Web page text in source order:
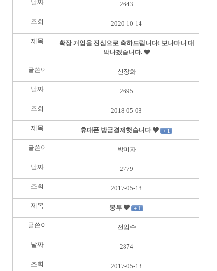
2643
2020-10-14
확장 개업을 진심으로 축하드립니다! 보나마나 대
박나겠습니다.
신장화
2695
2018-05-08
휴대폰 방금결제햇습니다 + 1
박미자
2779
2017-05-18
봉투 + 1
전임수
2874
2017-05-13